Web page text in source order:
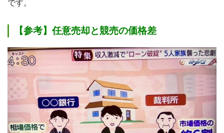
です。
【参考】任意売却と競売の価格差